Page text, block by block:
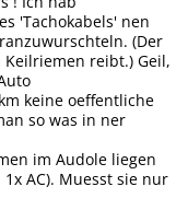
'Tachokabels' nen
(Der
reibt.) Geil,
keine oeffentliche
so was in ner
im Audole liegen
AC). Muesst sie nur